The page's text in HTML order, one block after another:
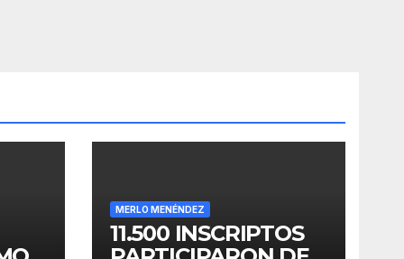
MERLO MENÉNDEZ
11.500 INSCRIPTOS